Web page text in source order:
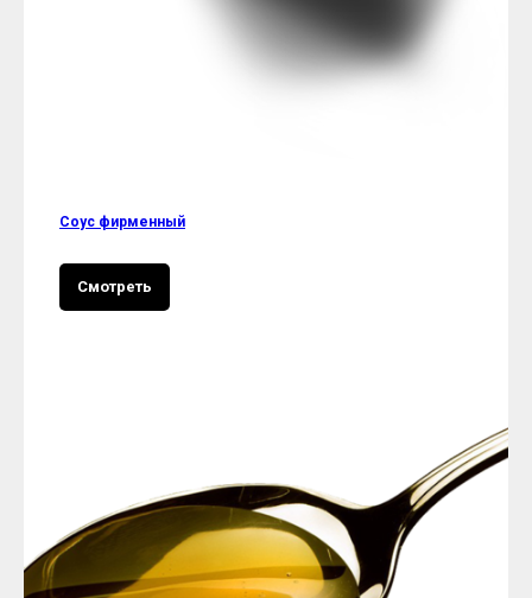
Соус фирменный
Смотреть